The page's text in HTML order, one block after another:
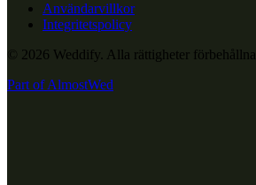
Användarvillkor
Integritetspolicy
© 2026 Weddify. Alla rättigheter förbehållna.
Part of AlmostWed